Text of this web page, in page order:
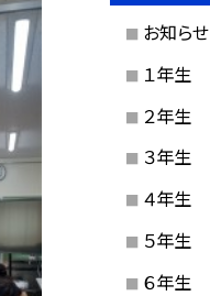
お知らせ
１年生
２年生
３年生
４年生
５年生
６年生